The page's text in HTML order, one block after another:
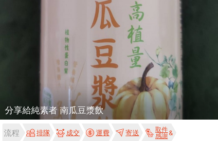
分享給純素者 南瓜豆漿飲
流程 排隊 成交 運費 寄送
取件
感謝